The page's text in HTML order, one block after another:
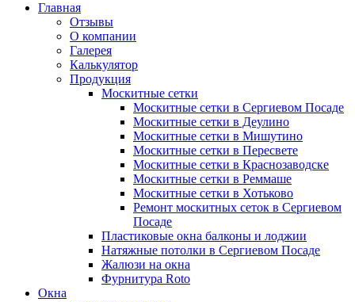
Главная
Отзывы
О компании
Галерея
Калькулятор
Продукция
Москитные сетки
Москитные сетки в Сергиевом Посаде
Москитные сетки в Деулино
Москитные сетки в Мишутино
Москитные сетки в Пересвете
Москитные сетки в Краснозаводске
Москитные сетки в Реммаше
Москитные сетки в Хотьково
Ремонт москитных сеток в Сергиевом
Посаде
Пластиковые окна балконы и лоджии
Натяжные потолки в Сергиевом Посаде
Жалюзи на окна
Фурнитура Roto
Окна